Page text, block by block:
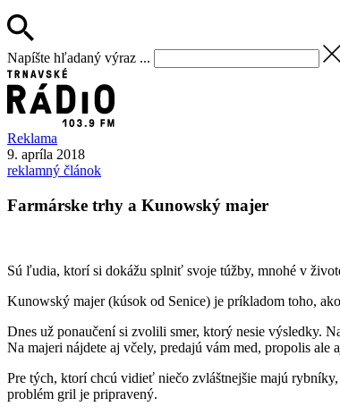
Napíšte hľadaný výraz ...
Reklama
9. apríla 2018
reklamný článok
Farmárske trhy a Kunowský majer
Sú ľudia, ktorí si dokážu splniť svoje túžby, mnohé v
Kunowský majer (kúsok od Senice) je príkladom toho,
Dnes už ponaučení si zvolili smer, ktorý nesie výsledky.
Na majeri nájdete aj včely, predajú vám med, propolis ale
Pre tých, ktorí chcú vidieť niečo zvláštnejšie majú
problém gril je pripravený.